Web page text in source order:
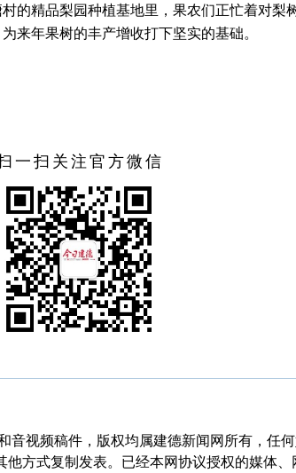
的精品梨园种植基地里，果农们正忙着对梨
来年果树的丰产增收打下坚实的基础。
一扫关注官方微信
视频稿件，版权均属建德新闻网所有，任
方式复制发表。已经本网协议授权的媒体